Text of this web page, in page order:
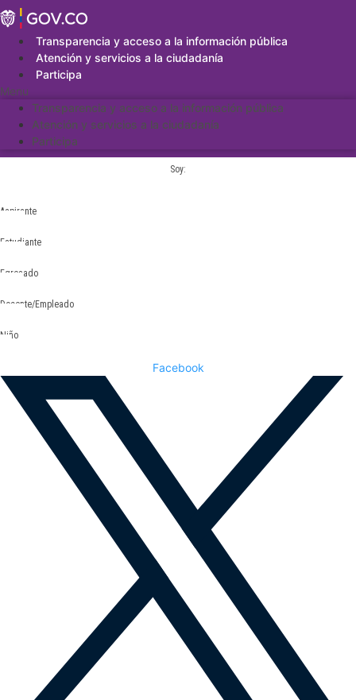
Saltar
al
contenidoTransparencia y acceso a la información pública
Atención y servicios a la ciudadanía
Participa
Menu
Transparencia y acceso a la información pública
Atención y servicios a la ciudadanía
Participa
Soy:
Aspirante
Estudiante
Egresado
Docente/Empleado
Niño
Facebook